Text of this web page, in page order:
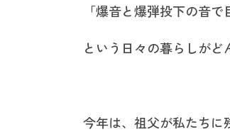
「爆音と爆弾投下の音で
という日々の暮らしがど
今年は、祖父が私たちに